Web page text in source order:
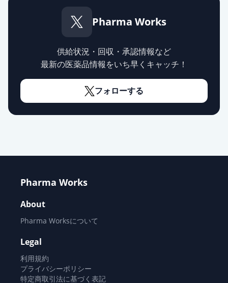
Pharma Works
供給状況・回収・承認情報など
最新の医薬品情報をいち早くキャッチ！
フォローする
Pharma Works
About
Pharma Worksについて
Legal
利用規約
プライバシーポリシー
特定商取引法に基づく表記